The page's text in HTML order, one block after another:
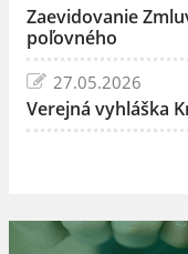
Zaevidovanie
poľovného
27.05.2026
Verejná vyhláška